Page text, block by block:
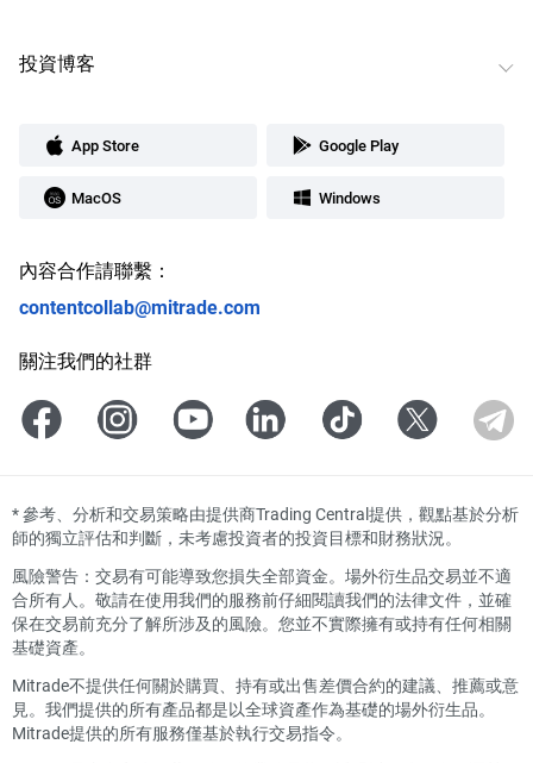
投資博客
App Store Google Play
MacOS Windows
內容合作請聯繫：
contentcollab@mitrade.com
關注我們的社群
*參考、分析和交易策略由提供商Trading Central提供，觀點基於分析
師的獨立評估和判斷，未考慮投資者的投資目標和財務狀況。
風險警告：交易有可能導致您損失全部資金。場外衍生品交易並不適
合所有人。敬請在使用我們的服務前仔細閱讀我們的法律文件，並確
保在交易前充分了解所涉及的風險。您並不實際擁有或持有任何相關
基礎資產。
Mitrade不提供任何關於購買、持有或出售差價合約的建議、推薦或意
見。我們提供的所有產品都是以全球資產作為基礎的場外衍生品。
Mitrade提供的所有服務僅基於執行交易指令。